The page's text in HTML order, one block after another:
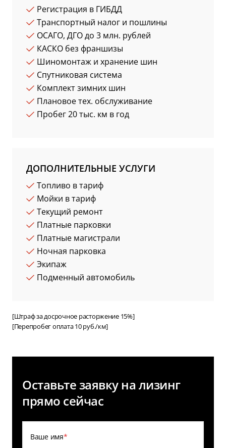
Регистрация в ГИБДД
Транспортный налог и пошлины
ОСАГО, ДГО до 3 млн. рублей
КАСКО без франшизы
Шиномонтаж и хранение шин
Спутниковая система
Комплект зимних шин
Плановое тех. обслуживание
Пробег 20 тыс. км в год
ДОПОЛНИТЕЛЬНЫЕ УСЛУГИ
Топливо в тариф
Мойки в тариф
Текущий ремонт
Платные парковки
Платные магистрали
Ночная парковка
Экипаж
Подменный автомобиль
[Штраф за досрочное расторжение 15%]
[Перепробег оплата 10 руб./км]
Оставьте заявку на лизинг
прямо сейчас
Ваше имя*